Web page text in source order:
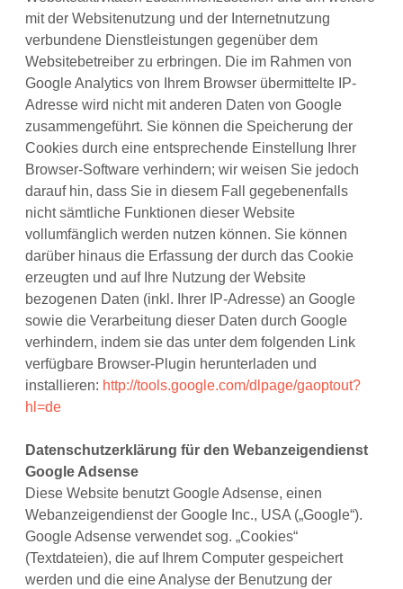
mit der Websitenutzung und der Internetnutzung
verbundene Dienstleistungen gegenüber dem
Websitebetreiber zu erbringen. Die im Rahmen von
Google Analytics von Ihrem Browser übermittelte IP-
Adresse wird nicht mit anderen Daten von Google
zusammengeführt. Sie können die Speicherung der
Cookies durch eine entsprechende Einstellung Ihrer
Browser-Software verhindern; wir weisen Sie jedoch
darauf hin, dass Sie in diesem Fall gegebenenfalls
nicht sämtliche Funktionen dieser Website
vollumfänglich werden nutzen können. Sie können
darüber hinaus die Erfassung der durch das Cookie
erzeugten und auf Ihre Nutzung der Website
bezogenen Daten (inkl. Ihrer IP-Adresse) an Google
sowie die Verarbeitung dieser Daten durch Google
verhindern, indem sie das unter dem folgenden Link
verfügbare Browser-Plugin herunterladen und
installieren: http://tools.google.com/dlpage/gaoptout?
hl=de
Datenschutzerklärung für den Webanzeigendienst
Google Adsense
Diese Website benutzt Google Adsense, einen
Webanzeigendienst der Google Inc., USA („Google“).
Google Adsense verwendet sog. „Cookies“
(Textdateien), die auf Ihrem Computer gespeichert
werden und die eine Analyse der Benutzung der